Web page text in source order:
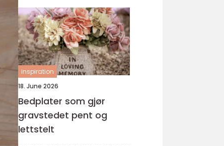
inspiration
18. June 2026
Bedplater som gjør
gravstedet pent og
lettstelt